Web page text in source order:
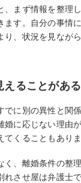
、まず情報を整理
ます。自分の事情
り、状況を見なが
えることがある
でに別の異性と関
婚に応じない理由
くることもありま
く、離婚条件の整
れさせ屋は弁護士